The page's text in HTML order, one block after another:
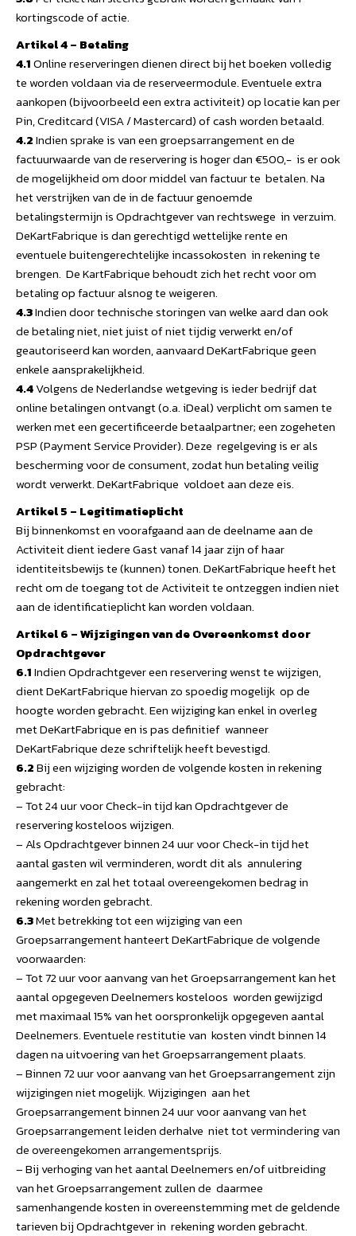
kortingscode of actie.
Artikel 4 – Betaling
4.1Online reserveringen dienen direct bij het boeken volledig
te worden voldaan via de reserveermodule. Eventuele extra
aankopen (bijvoorbeeld een extra activiteit) op locatie kan per
Pin, Creditcard (VISA / Mastercard) of cash worden betaald.
4.2Indien sprake is van een groepsarrangement en de
factuurwaarde van de reservering is hoger dan €500,- is er ook
de mogelijkheid om door middel van factuur te betalen. Na
het verstrijken van de in de factuur genoemde
betalingstermijn is Opdrachtgever van rechtswege in verzuim.
DeKartFabrique is dan gerechtigd wettelijke rente en
eventuele buitengerechtelijke incassokosten in rekening te
brengen. De KartFabrique behoudt zich het recht voor om
betaling op factuur alsnog te weigeren.
4.3Indien door technische storingen van welke aard dan ook
de betaling niet, niet juist of niet tijdig verwerkt en/of
geautoriseerd kan worden, aanvaard DeKartFabrique geen
enkele aansprakelijkheid.
4.4Volgens de Nederlandse wetgeving is ieder bedrijf dat
online betalingen ontvangt (o.a. iDeal) verplicht om samen te
werken met een gecertificeerde betaalpartner; een zogeheten
PSP (Payment Service Provider). Deze regelgeving is er als
bescherming voor de consument, zodat hun betaling veilig
wordt verwerkt. DeKartFabrique voldoet aan deze eis.
Artikel 5 – Legitimatieplicht
Bij binnenkomst en voorafgaand aan de deelname aan de
Activiteit dient iedere Gast vanaf 14 jaar zijn of haar
identiteitsbewijs te (kunnen) tonen. DeKartFabrique heeft het
recht om de toegang tot de Activiteit te ontzeggen indien niet
aan de identificatieplicht kan worden voldaan.
Artikel 6 – Wijzigingen van de Overeenkomst door
Opdrachtgever
6.1Indien Opdrachtgever een reservering wenst te wijzigen,
dient DeKartFabrique hiervan zo spoedig mogelijk op de
hoogte worden gebracht. Een wijziging kan enkel in overleg
met DeKartFabrique en is pas definitief wanneer
DeKartFabrique deze schriftelijk heeft bevestigd.
6.2Bij een wijziging worden de volgende kosten in rekening
gebracht:
– Tot 24 uur voor Check-in tijd kan Opdrachtgever de
reservering kosteloos wijzigen.
– Als Opdrachtgever binnen 24 uur voor Check-in tijd het
aantal gasten wil verminderen, wordt dit als annulering
aangemerkt en zal het totaal overeengekomen bedrag in
rekening worden gebracht.
6.3Met betrekking tot een wijziging van een
Groepsarrangement hanteert DeKartFabrique de volgende
voorwaarden:
– Tot 72 uur voor aanvang van het Groepsarrangement kan het
aantal opgegeven Deelnemers kosteloos worden gewijzigd
met maximaal 15% van het oorspronkelijk opgegeven aantal
Deelnemers. Eventuele restitutie van kosten vindt binnen 14
dagen na uitvoering van het Groepsarrangement plaats.
– Binnen 72 uur voor aanvang van het Groepsarrangement zijn
wijzigingen niet mogelijk. Wijzigingen aan het
Groepsarrangement binnen 24 uur voor aanvang van het
Groepsarrangement leiden derhalve niet tot vermindering van
de overeengekomen arrangementsprijs.
– Bij verhoging van het aantal Deelnemers en/of uitbreiding
van het Groepsarrangement zullen de daarmee
samenhangende kosten in overeenstemming met de geldende
tarieven bij Opdrachtgever in rekening worden gebracht.